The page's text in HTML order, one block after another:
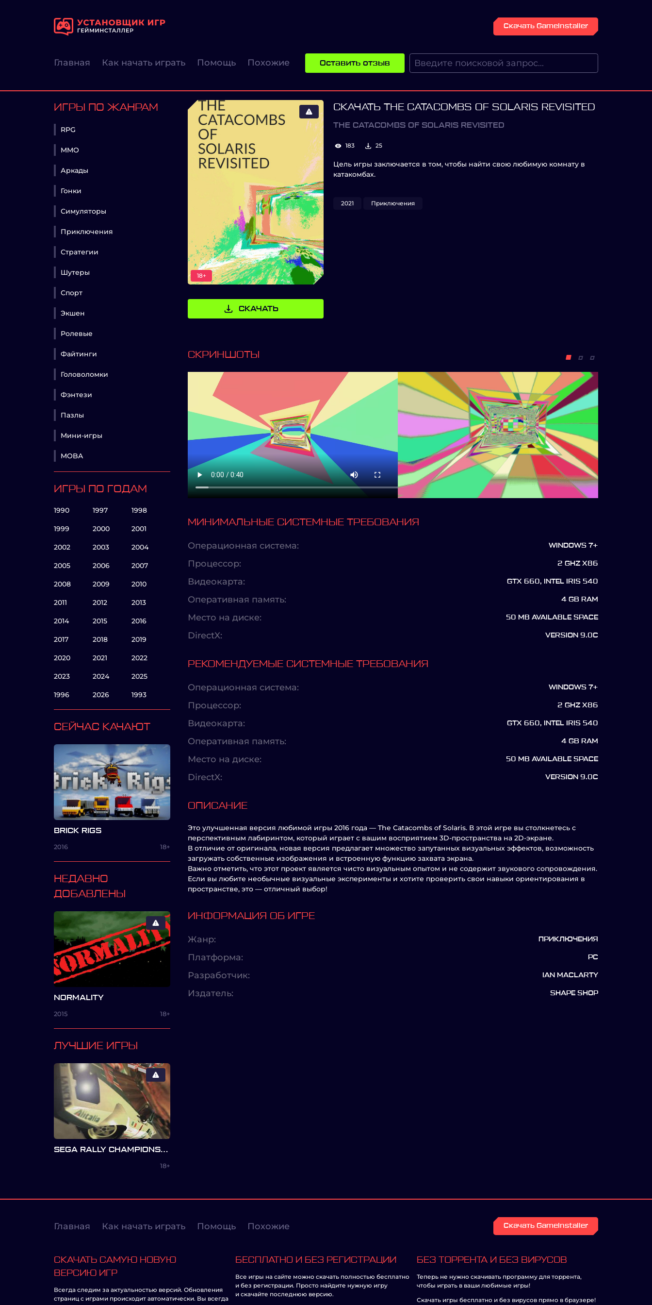
Скачать GameInstaller
Главная Как начать играть Помощь Похожие Оставить отзыв
ИГРЫ ПО ЖАНРАМ
RPG
MMO
Аркады
Гонки
Симуляторы
Приключения
Стратегии
Шутеры
Спорт
Экшен
Ролевые
Файтинги
Головоломки
Фэнтези
Пазлы
Мини-игры
MOBA
ИГРЫ ПО ГОДАМ
1990 1997 1998
1999 2000 2001
2002 2003 2004
2005 2006 2007
2008 2009 2010
2011 2012 2013
2014 2015 2016
2017 2018 2019
2020 2021 2022
2023 2024 2025
1996 2026 1993
СЕЙЧАС КАЧАЮТ
BRICK RIGS
2016 18+
НЕДАВНО
ДОБАВЛЕНЫ
NORMALITY
2015 18+
ЛУЧШИЕ ИГРЫ
SEGA RALLY CHAMPIONSHIP 2
18+
18+
СКАЧАТЬ
СКАЧАТЬ THE CATACOMBS OF SOLARIS REVISITED
THE CATACOMBS OF SOLARIS REVISITED
183 25
Цель игры заключается в том, чтобы найти свою любимую комнату в
катакомбах.
2021 Приключения
СКРИНШОТЫ
МИНИМАЛЬНЫЕ СИСТЕМНЫЕ ТРЕБОВАНИЯ
Операционная система: WINDOWS 7+
Процессор: 2 GHZ X86
Видеокарта: GTX 660, INTEL IRIS 540
Оперативная память: 4 GB RAM
Место на диске: 50 MB AVAILABLE SPACE
DirectX: VERSION 9.0C
РЕКОМЕНДУЕМЫЕ СИСТЕМНЫЕ ТРЕБОВАНИЯ
Операционная система: WINDOWS 7+
Процессор: 2 GHZ X86
Видеокарта: GTX 660, INTEL IRIS 540
Оперативная память: 4 GB RAM
Место на диске: 50 MB AVAILABLE SPACE
DirectX: VERSION 9.0C
ОПИСАНИЕ
Это улучшенная версия любимой игры 2016 года — The Catacombs of Solaris. В этой игре вы столкнетесь с
перспективным лабиринтом, который играет с вашим восприятием 3D-пространства на 2D-экране.
В отличие от оригинала, новая версия предлагает множество запутанных визуальных эффектов, возможность
загружать собственные изображения и встроенную функцию захвата экрана.
Важно отметить, что этот проект является чисто визуальным опытом и не содержит звукового сопровождения.
Если вы любите необычные визуальные эксперименты и хотите проверить свои навыки ориентирования в
пространстве, это — отличный выбор!
ИНФОРМАЦИЯ ОБ ИГРЕ
Жанр: ПРИКЛЮЧЕНИЯ
Платформа: PC
Разработчик: IAN MACLARTY
Издатель: SHAPE SHOP
Главная Как начать играть Помощь Похожие Скачать GameInstaller
СКАЧАТЬ САМУЮ НОВУЮ
ВЕРСИЮ ИГР
Всегда следим за актуальностью версий. Обновления
страниц с играми происходит автоматически. Вы всегда
БЕСПЛАТНО И БЕЗ РЕГИСТРАЦИИ
Все игры на сайте можно скачать полностью бесплатно
и без регистрации. Просто найдите нужную игру
и скачайте последнюю версию.
БЕЗ ТОРРЕНТА И БЕЗ ВИРУСОВ
Теперь не нужно скачивать программу для торрента,
чтобы играть в ваши любимые игры!
Скачать игры бесплатно и без вирусов прямо в браузере!